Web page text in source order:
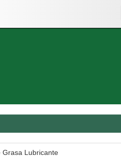
Grasa Lubricante